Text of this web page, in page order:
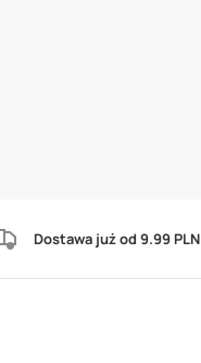
Dostawa już od 9.99 PLN